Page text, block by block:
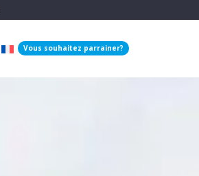
Vous souhaitez parrainer?